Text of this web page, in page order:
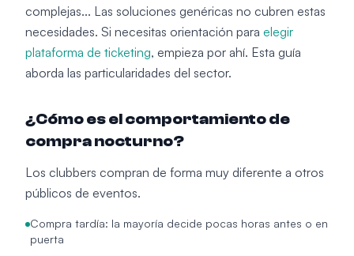
complejas... Las soluciones genéricas no cubren estas
necesidades. Si necesitas orientación para elegir
plataforma de ticketing, empieza por ahí. Esta guía
aborda las particularidades del sector.
¿Cómo es el comportamiento de
compra nocturno?
Los clubbers compran de forma muy diferente a otros
públicos de eventos.
Compra tardía: la mayoría decide pocas horas antes o en
puerta